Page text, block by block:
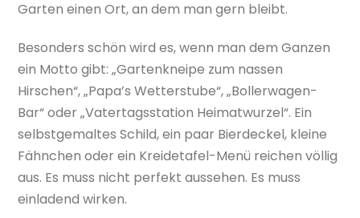
Garten einen Ort, an dem man gern bleibt.
Besonders schön wird es, wenn man dem Ganzen
ein Motto gibt: „Gartenkneipe zum nassen
Hirschen“, „Papa’s Wetterstube“, „Bollerwagen-
Bar“ oder „Vatertagsstation Heimatwurzel“. Ein
selbstgemaltes Schild, ein paar Bierdeckel, kleine
Fähnchen oder ein Kreidetafel-Menü reichen völlig
aus. Es muss nicht perfekt aussehen. Es muss
einladend wirken.